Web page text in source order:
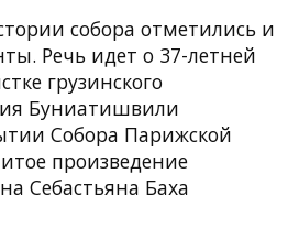
собора отметились и
Речь идет о 37-летней
грузинского
Буниатишвили
Собора Парижской
произведение
Себастьяна Баха